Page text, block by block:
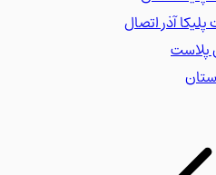
آذر اتصال